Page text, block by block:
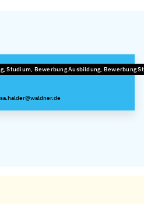
Studium, Bewerbung Ausbildung, Bewerbung